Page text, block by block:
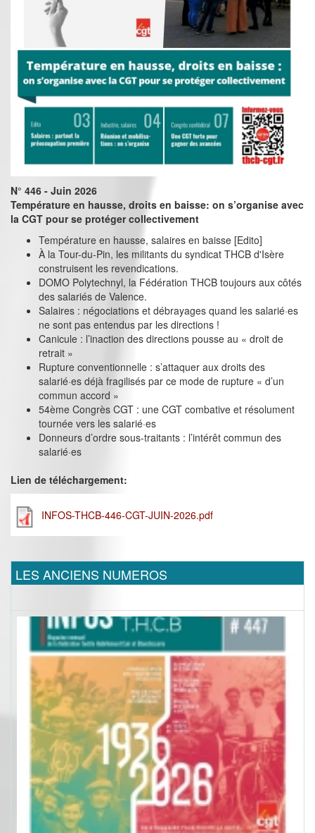
N° 446 - Juin 2026
Température en hausse, droits en baisse: on s’organise avec
la CGT pour se protéger collectivement
Température en hausse, salaires en baisse [Edito]
À la Tour-du-Pin, les militants du syndicat THCB d'Isère
construisent les revendications.
DOMO Polytechnyl, la Fédération THCB toujours aux côtés
des salariés de Valence.
Salaires : négociations et débrayages quand les salarié·es
ne sont pas entendus par les directions !
Canicule : l’inaction des directions pousse au « droit de
retrait »
Rupture conventionnelle : s’attaquer aux droits des
salarié·es déjà fragilisés par ce mode de rupture « d’un
commun accord »
54ème Congrès CGT : une CGT combative et résolument
tournée vers les salarié·es
Donneurs d’ordre sous-traitants : l’intérêt commun des
salarié·es
Lien de téléchargement:
INFOS-THCB-446-CGT-JUIN-2026.pdf
LES ANCIENS NUMEROS